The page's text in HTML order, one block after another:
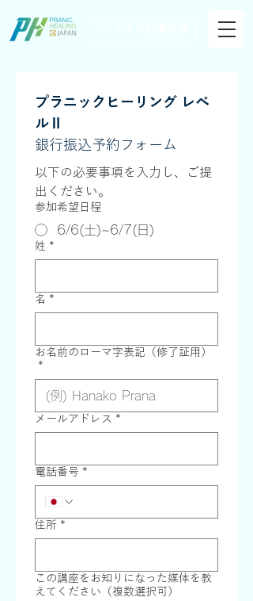
プラニックヒーリング レベ
ルⅡ
銀行振込予約フォーム
以下の必要事項を入力し、ご提
出ください。
参加希望日程
6/6(土)~6/7(日)
姓 *
名 *
お名前のローマ字表記（修了証用）
*
メールアドレス *
電話番号 *
住所 *
この講座をお知りになった媒体を教
えてください（複数選択可）